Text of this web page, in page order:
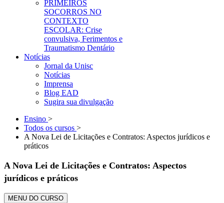
PRIMEIROS
SOCORROS NO
CONTEXTO
ESCOLAR: Crise
convulsiva, Ferimentos e
Traumatismo Dentário
Notícias
Jornal da Unisc
Notícias
Imprensa
Blog EAD
Sugira sua divulgação
Ensino >
Todos os cursos >
A Nova Lei de Licitações e Contratos: Aspectos jurídicos e
práticos
A Nova Lei de Licitações e Contratos: Aspectos
jurídicos e práticos
MENU DO CURSO